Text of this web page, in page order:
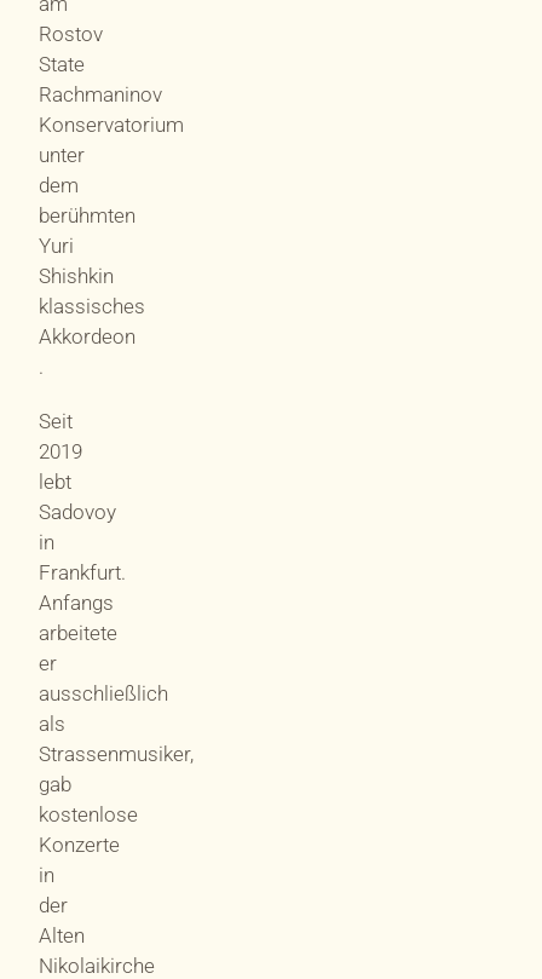
Rostov
State
Rachmaninov
Konservatorium
unter
dem
berühmten
Yuri
Shishkin
klassisches
Akkordeon
.
Seit
2019
lebt
Sadovoy
in
Frankfurt.
Anfangs
arbeitete
er
ausschließlich
als
Strassenmusiker,
gab
kostenlose
Konzerte
in
der
Alten
Nikolaikirche